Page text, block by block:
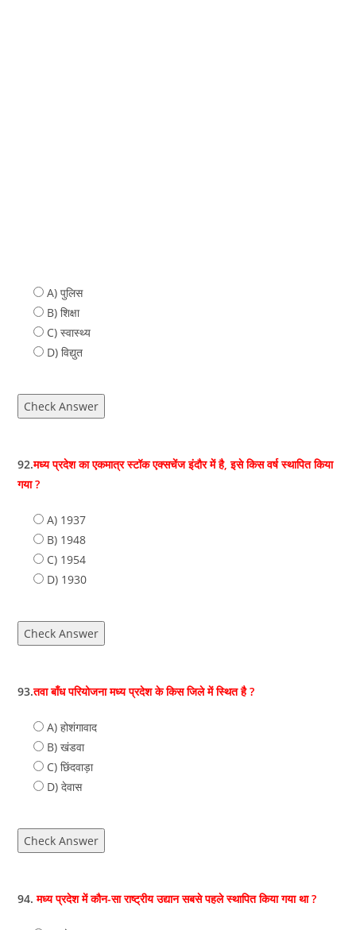
A) पुलिस
B) शिक्षा
C) स्वास्थ्य
D) विद्युत
Check Answer
92.मध्य प्रदेश का एकमात्र स्टॉक एक्सचेंज इंदौर में है, इसे किस वर्ष स्थापित किया
गया ?
A) 1937
B) 1948
C) 1954
D) 1930
Check Answer
93.तवा बाँध परियोजना मध्य प्रदेश के किस जिले में स्थित है ?
A) होशंगावाद
B) खंडवा
C) छिंदवाड़ा
D) देवास
Check Answer
94.मध्य प्रदेश में कौन-सा राष्ट्रीय उद्यान सबसे पहले स्थापित किया गया था ?